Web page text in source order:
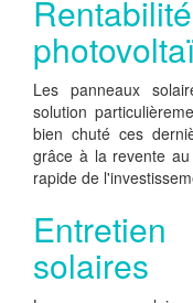
Les panneaux
solution
bien chuté ces
grâce à la revente
rapide de
solaires